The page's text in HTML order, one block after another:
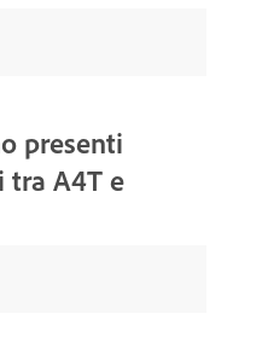
presenti
tra A4T e